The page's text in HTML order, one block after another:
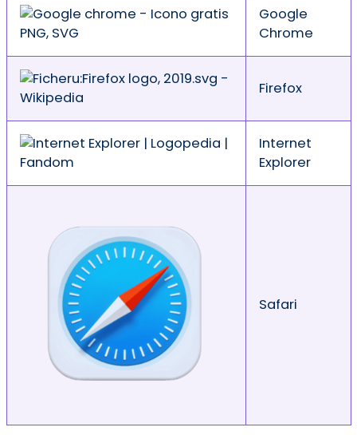
Google
Chrome
Firefox
Internet
Explorer
Safari